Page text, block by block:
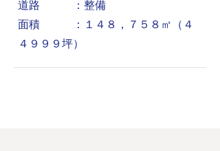
道路 ：整備
面積 ：１４８，７５８㎡（４
４９９９坪）